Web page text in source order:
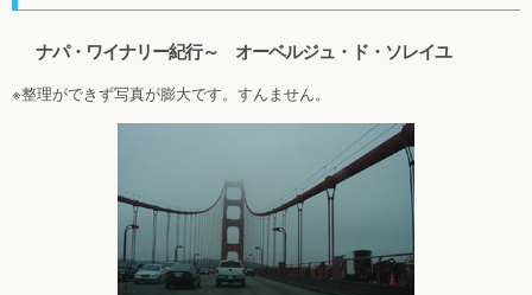
ナパ・ワイナリー紀行～ オーベルジュ・ド・ソレイユ
※整理ができず写真が膨大です。すんません。